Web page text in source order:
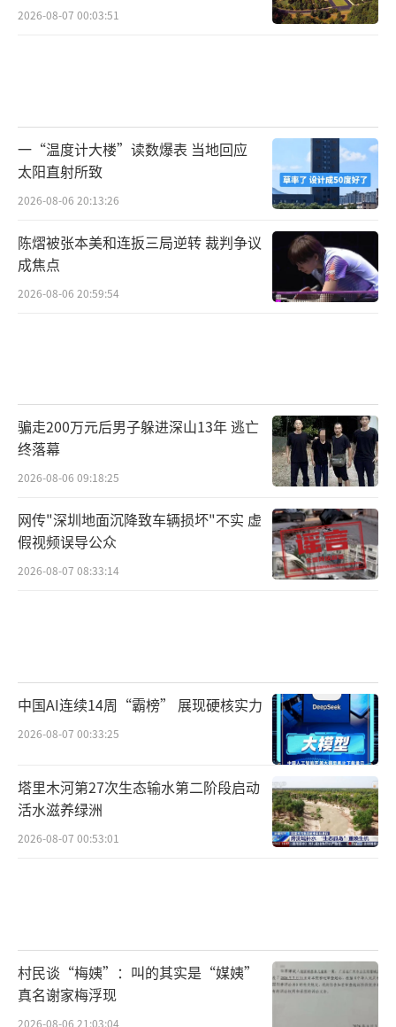
2026-08-07 00:03:51
一“温度计大楼”读数爆表 当地回应
太阳直射所致
2026-08-06 20:13:26
陈熠被张本美和连扳三局逆转 裁判争议
成焦点
2026-08-06 20:59:54
骗走200万元后男子躲进深山13年 逃亡
终落幕
2026-08-06 09:18:25
网传"深圳地面沉降致车辆损坏"不实 虚
假视频误导公众
2026-08-07 08:33:14
中国AI连续14周“霸榜” 展现硬核实力
2026-08-07 00:33:25
塔里木河第27次生态输水第二阶段启动
活水滋养绿洲
2026-08-07 00:53:01
村民谈“梅姨”：叫的其实是“媒姨”
真名谢家梅浮现
2026-08-06 21:03:04